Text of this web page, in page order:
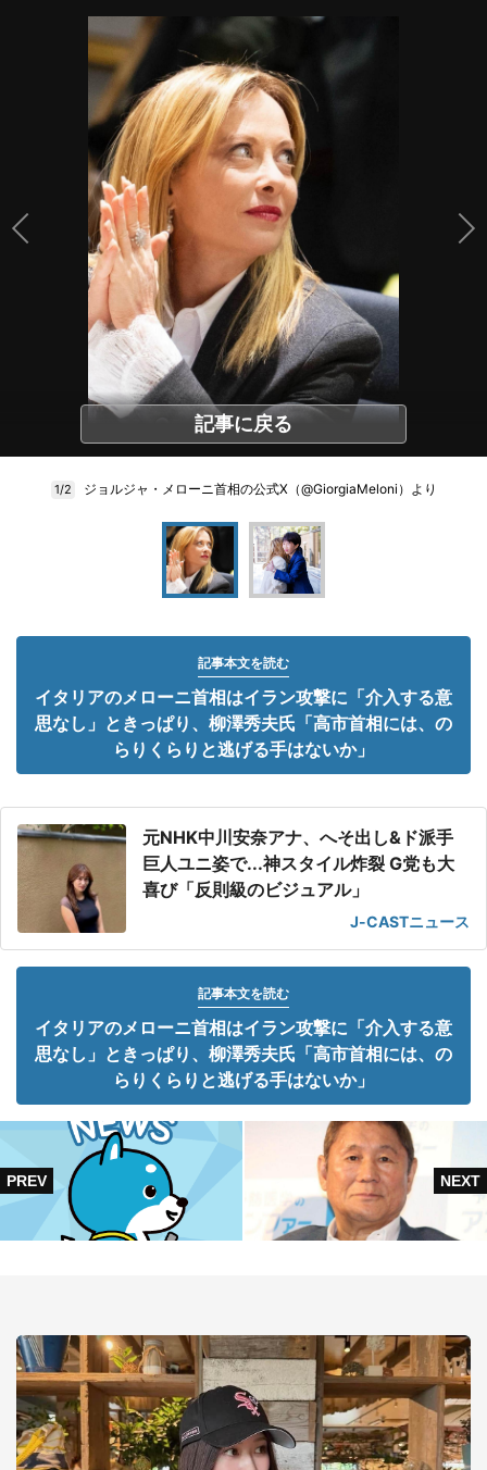
記事に戻る
1/2 ジョルジャ・メローニ首相の公式X（@GiorgiaMeloni）より
記事本文を読む
イタリアのメローニ首相はイラン攻撃に「介入する意
思なし」ときっぱり、柳澤秀夫氏「高市首相には、の
らりくらりと逃げる手はないか」
元NHK中川安奈アナ、へそ出し&ド派手
巨人ユニ姿で...神スタイル炸裂 G党も大
喜び「反則級のビジュアル」
J-CASTニュース
記事本文を読む
イタリアのメローニ首相はイラン攻撃に「介入する意
思なし」ときっぱり、柳澤秀夫氏「高市首相には、の
らりくらりと逃げる手はないか」